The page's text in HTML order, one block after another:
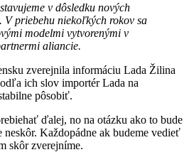
v dôsledku nových
V priebehu niekoľkých rokov sa
modelmi vytvorenými v
aliancie.
zverejnila informáciu Lada Žilina
ich slov importér Lada na
pôsobiť.
ďalej, no na otázku ako to bude
Každopádne ak budeme vedieť
skôr zverejníme.